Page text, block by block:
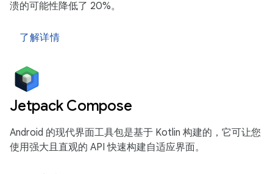
溃的可能性降低了 20%。
了解详情
Jetpack Compose
Android 的现代界面工具包是基于 Kotlin 构建的，它可让您
使用强大且直观的 API 快速构建自适应界面。